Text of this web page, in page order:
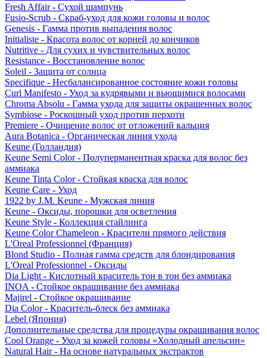
Fresh Affair - Сухой шампунь
Fusio-Scrub - Скраб-уход для кожи головы и волос
Genesis - Гамма против выпадения волос
Initialiste - Красота волос от корней до кончиков
Nutritive - Для сухих и чувствительных волос
Resistance - Восстановление волос
Soleil - Защита от солнца
Specifique - Несбалансированное состояние кожи головы
Curl Manifesto - Уход за кудрявыми и вьющимися волосами
Chroma Absolu - Гамма ухода для защиты окрашенных волос
Symbiose - Роскошный уход против перхоти
Premiere - Очищение волос от отложений кальция
Aura Botanica - Органическая линия ухода
Keune (Голландия)
Keune Semi Color - Полуперманентная краска для волос без
аммиака
Keune Tinta Color - Стойкая краска для волос
Keune Care - Уход
1922 by J.M. Keune - Мужская линия
Keune - Оксиды, порошки для осветления
Keune Style - Коллекция стайлинга
Keune Color Chameleon - Красители прямого действия
L'Oreal Professionnel (Франция)
Blond Studio - Полная гамма средств для блондирования
L'Oreal Professionnel - Оксиды
Dia Light - Кислотный краситель тон в тон без аммиака
INOA - Стойкое окрашивание без аммиака
Majirel - Стойкое окрашивание
Dia Color - Краситель-блеск без аммиака
Lebel (Япония)
Дополнительные средства для процедуры окрашивания волос
Cool Orange - Уход за кожей головы «Холодный апельсин»
Natural Hair - На основе натуральных экстрактов